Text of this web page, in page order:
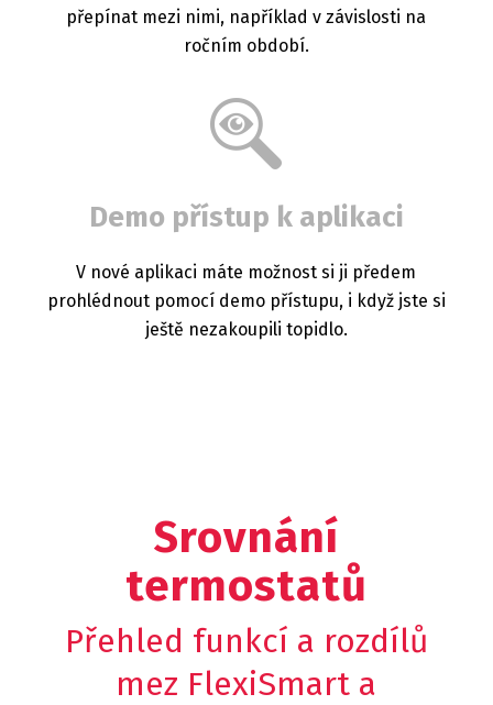
přepínat mezi nimi, například v závislosti na
ročním období.
Demo přístup k aplikaci
V nové aplikaci máte možnost si ji předem
prohlédnout pomocí demo přístupu, i když jste si
ještě nezakoupili topidlo.
Srovnání
termostatů
Přehled funkcí a rozdílů
mez FlexiSmart a